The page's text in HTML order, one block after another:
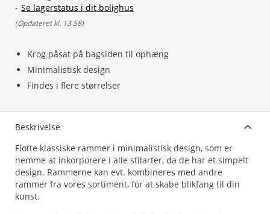
Krog påsat på bagsiden til ophæng
Minimalistisk design
Findes i flere størrelser
- Se lagerstatus i dit bolighus
(Opdateret kl. 13.58)
Beskrivelse
Flotte klassiske rammer i minimalistisk design, som er
nemme at inkorporere i alle stilarter, da de har et simpelt
design. Rammerne kan evt. kombineres med andre
rammer fra vores sortiment, for at skabe blikfang til din
kunst.